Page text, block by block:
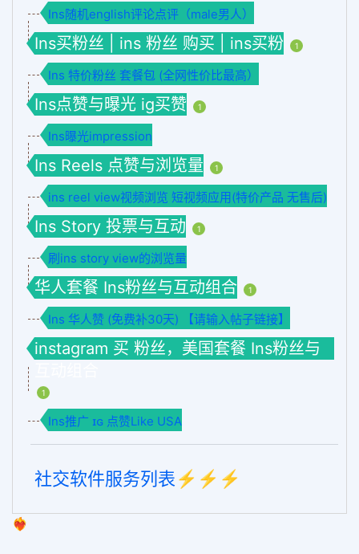
Ins随机english评论点评（male男人）
Ins买粉丝 | ins 粉丝 购买 | ins买粉 1
Ins 特价粉丝 套餐包 (全网性价比最高）
Ins点赞与曝光 ig买赞 1
Ins曝光impression
Ins Reels 点赞与浏览量 1
ins reel view视频浏览 短视频应用(特价产品 无售后)
Ins Story 投票与互动 1
刷ins story view的浏览量
华人套餐 Ins粉丝与互动组合 1
Ins 华人赞 (免费补30天) 【请输入帖子链接】
instagram 买 粉丝，美国套餐 Ins粉丝与
1
Ins推广 ɪɢ 点赞Like USA
社交软件服务列表⚡️⚡️⚡️
❤️‍🔥